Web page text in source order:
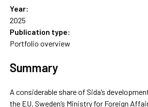
Year:
2025
Publication type:
Portfolio overview
Summary
A considerable share of Sida’s
the EU. Sweden’s Ministry for Foreign